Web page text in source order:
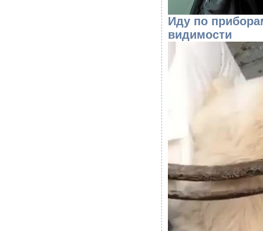
Иду по
видимости